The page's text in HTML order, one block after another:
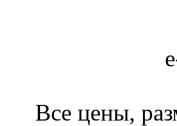
Все цены,